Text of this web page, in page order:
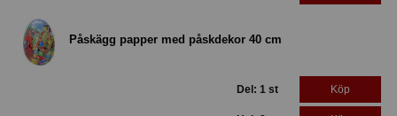
Påskägg papper med påskdekor 40 cm
Del: 1 st Köp